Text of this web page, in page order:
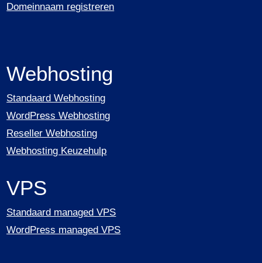
Domeinnaam registreren
Webhosting
Standaard Webhosting
WordPress Webhosting
Reseller Webhosting
Webhosting Keuzehulp
VPS
Standaard managed VPS
WordPress managed VPS